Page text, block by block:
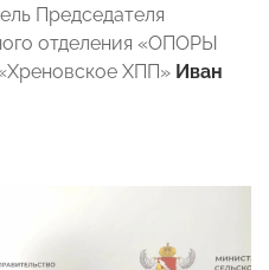
Председателя
отделения «ОПОРЫ
ХПП» Иван